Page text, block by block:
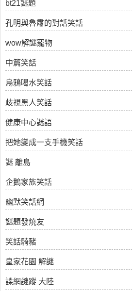
bt21謎題
孔明與魯肅的對話笑話
wow解謎寵物
中篇笑話
烏鴉喝水笑話
歧視黑人笑話
健康中心謎語
把她變成一支手機笑話
謎 離島
企鵝家族笑話
幽默笑話網
謎題發燒友
笑話騎豬
皇家花園 解謎
諜網謎蹤 大陸